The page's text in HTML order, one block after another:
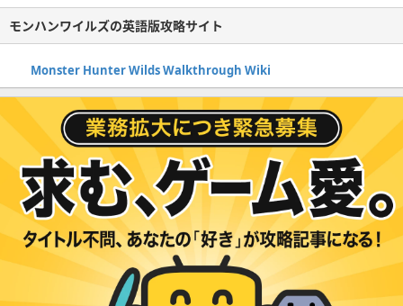
モンハンワイルズの英語版攻略サイト
Monster Hunter Wilds Walkthrough Wiki